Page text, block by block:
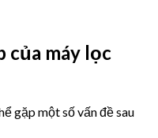
máy lọc
gặp một số vấn đề sau